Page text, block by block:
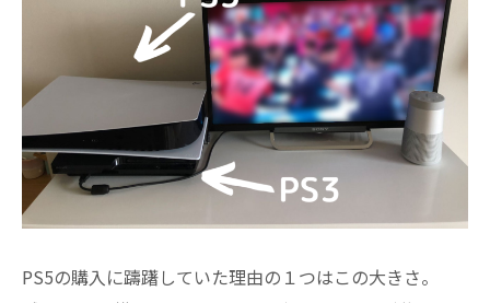
PS5の購入に躊躇していた理由の１つはこの大きさ。